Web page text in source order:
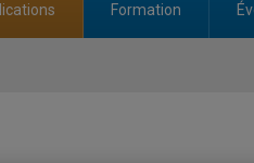
Formation